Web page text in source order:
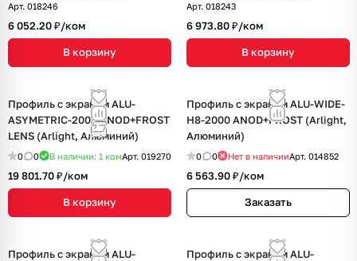
Арт. 018246
6 052.20 ₽/ком
В корзину
Арт. 018243
6 973.80 ₽/ком
В корзину
Профиль с экраном ALU-
ASYMETRIC-2000 ANOD+FROST
LENS (Arlight, Алюминий)
0 0 В наличии: 1 комАрт. 019270
19 801.70 ₽/ком
В корзину
Профиль с экраном ALU-WIDE-
H8-2000 ANOD+FROST (Arlight,
Алюминий)
0 0 Нет в наличииАрт. 014852
6 563.90 ₽/ком
Заказать
Профиль с экраном ALU-
Профиль с экраном ALU-